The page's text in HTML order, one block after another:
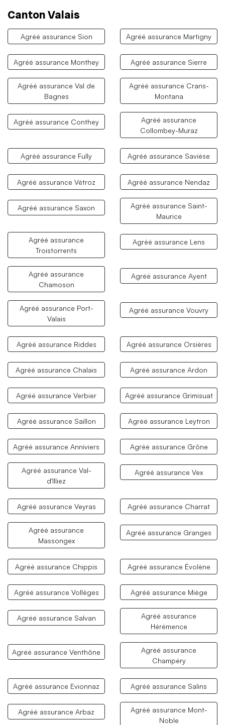
Canton Valais
Agréé assurance Sion Agréé assurance Martigny
Agréé assurance Monthey Agréé assurance Sierre
Agréé assurance Val de
Bagnes
Agréé assurance Crans-
Montana
Agréé assurance Conthey
Agréé assurance
Collombey-Muraz
Agréé assurance Fully Agréé assurance Savièse
Agréé assurance Vétroz Agréé assurance Nendaz
Agréé assurance Saxon
Agréé assurance Saint-
Maurice
Agréé assurance
Troistorrents
Agréé assurance Lens
Agréé assurance
Chamoson
Agréé assurance Ayent
Agréé assurance Port-
Valais
Agréé assurance Vouvry
Agréé assurance Riddes Agréé assurance Orsières
Agréé assurance Chalais Agréé assurance Ardon
Agréé assurance Verbier Agréé assurance Grimisuat
Agréé assurance Saillon Agréé assurance Leytron
Agréé assurance Anniviers Agréé assurance Grône
Agréé assurance Val-
d'Illiez
Agréé assurance Vex
Agréé assurance Veyras Agréé assurance Charrat
Agréé assurance
Massongex
Agréé assurance Granges
Agréé assurance Chippis Agréé assurance Évolène
Agréé assurance Vollèges Agréé assurance Miège
Agréé assurance Salvan
Agréé assurance
Hérémence
Agréé assurance Venthône
Agréé assurance
Champéry
Agréé assurance Evionnaz Agréé assurance Salins
Agréé assurance Arbaz
Agréé assurance Mont-
Noble